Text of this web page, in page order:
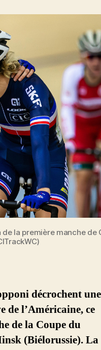
la première manche de
décrochent une
de l’Américaine, ce
de la Coupe du
(Biélorussie). La